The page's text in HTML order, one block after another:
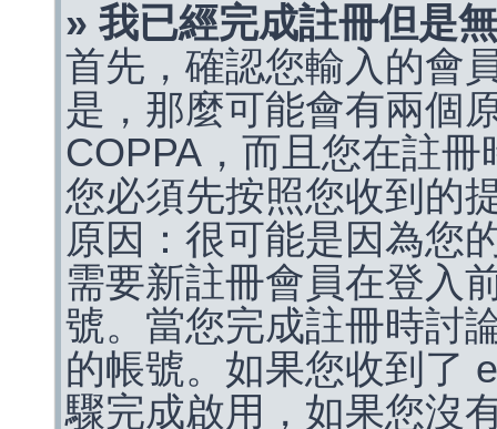
» 我已經完成註冊但是
首先，確認您輸入的會
是，那麼可能會有兩個
COPPA，而且您在註
您必須先按照您收到的
原因：很可能是因為您
需要新註冊會員在登入
號。當您完成註冊時討
的帳號。如果您收到了
驟完成啟用，如果您沒